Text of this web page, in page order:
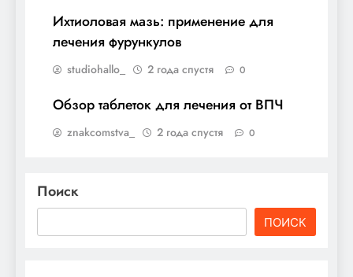
Ихтиоловая мазь: применение для
лечения фурункулов
studiohallo_ 2 года спустя 0
Обзор таблеток для лечения от ВПЧ
znakcomstva_ 2 года спустя 0
Поиск
ПОИСК